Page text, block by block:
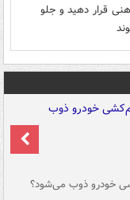
قرار دهید و جلو
خودرو ذوب می‌شود؟